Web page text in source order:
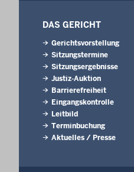
DAS GERICHT
Gerichtsvorstellung
Sitzungstermine
Sitzungsergebnisse
Justiz-Auktion
Barrierefreiheit
Eingangskontrolle
Leitbild
Terminbuchung
Aktuelles / Presse